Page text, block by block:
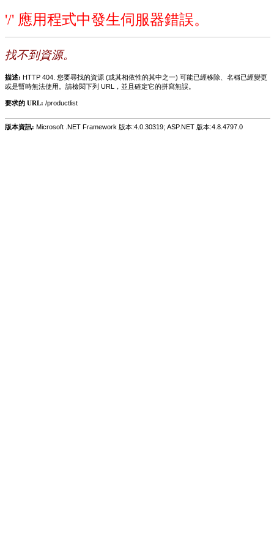
'/' 應用程式中發生伺服器錯誤。
找不到資源。
描述: HTTP 404. 您要尋找的資源 (或其相依性的其中之一) 可能已經移除、名稱已經變更
或是暫時無法使用。請檢閱下列 URL，並且確定它的拼寫無誤。
要求的 URL: /productlist
版本資訊: Microsoft .NET Framework 版本:4.0.30319; ASP.NET 版本:4.8.4797.0